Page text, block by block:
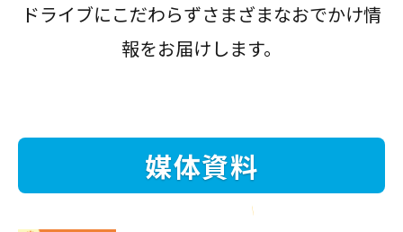
ドライブにこだわらずさまざまなおでかけ情
報をお届けします。
媒体資料